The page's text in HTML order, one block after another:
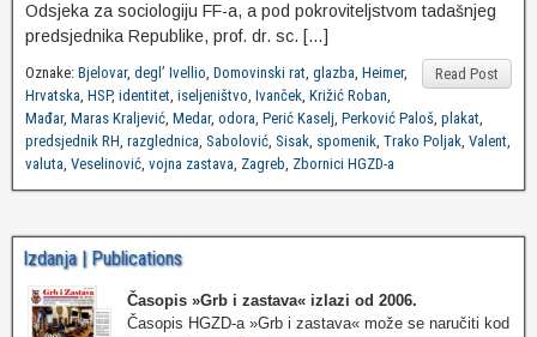
Odsjeka za sociologiju FF-a, a pod pokroviteljstvom tadašnjeg
predsjednika Republike, prof. dr. sc. […]
Read Post
Oznake: Bjelovar, degl’ Ivellio, Domovinski rat, glazba, Heimer,
Hrvatska, HSP, identitet, iseljeništvo, Ivanček, Križić Roban,
Mađar, Maras Kraljević, Medar, odora, Perić Kaselj, Perković Paloš, plakat,
predsjednik RH, razglednica, Sabolović, Sisak, spomenik, Trako Poljak, Valent,
valuta, Veselinović, vojna zastava, Zagreb, Zbornici HGZD-a
Izdanja | Publications
Časopis »Grb i zastava« izlazi od 2006.
Časopis HGZD-a »Grb i zastava« može se naručiti kod